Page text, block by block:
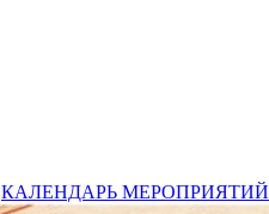
КАЛЕНДАРЬ МЕРОПРИЯТИЙ